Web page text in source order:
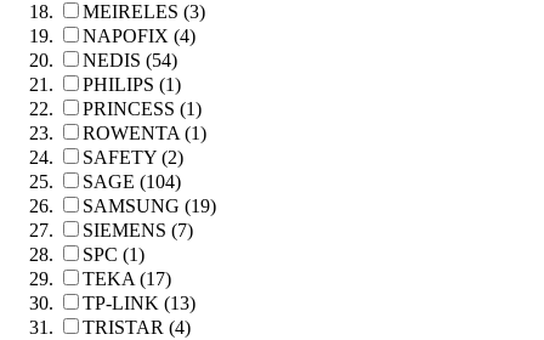
MEIRELES (3)
NAPOFIX (4)
NEDIS (54)
PHILIPS (1)
PRINCESS (1)
ROWENTA (1)
SAFETY (2)
SAGE (104)
SAMSUNG (19)
SIEMENS (7)
SPC (1)
TEKA (17)
TP-LINK (13)
TRISTAR (4)